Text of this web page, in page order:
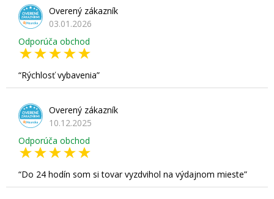
Overený zákazník
03.01.2026
Odporúča obchod
Rýchlosť vybavenia
Overený zákazník
10.12.2025
Odporúča obchod
Do 24 hodín som si tovar vyzdvihol na výdajnom mieste